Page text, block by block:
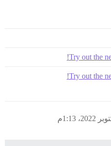
Try out the
Try out the